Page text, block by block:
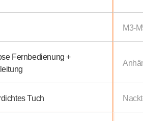
M3-
Fernbedienung +
Tuch